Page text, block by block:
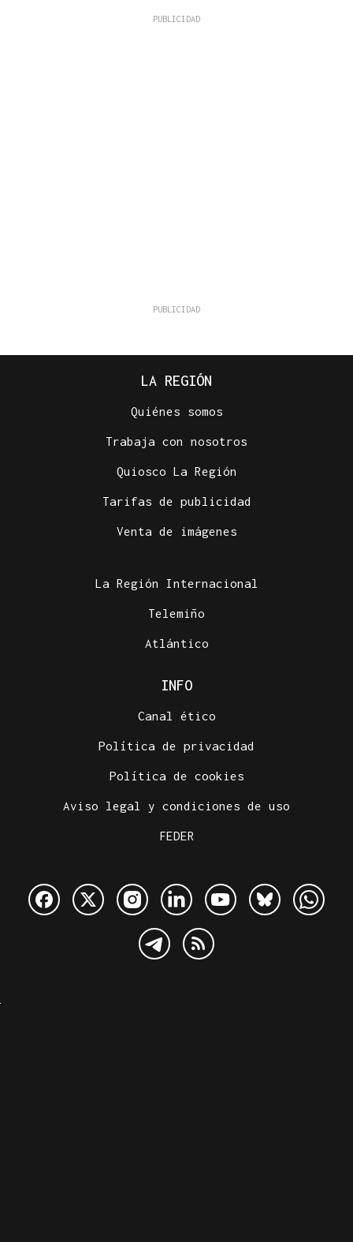
LA REGIÓN
Quiénes somos
Trabaja con nosotros
Quiosco La Región
Tarifas de publicidad
Venta de imágenes
La Región Internacional
Telemiño
Atlántico
INFO
Canal ético
Política de privacidad
Política de cookies
Aviso legal y condiciones de uso
FEDER